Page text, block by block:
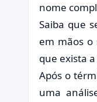
nome
Saiba que
em mãos o
que exista
Após o
uma